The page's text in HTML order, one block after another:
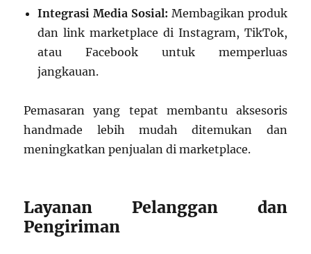
Integrasi Media Sosial: Membagikan produk
dan link marketplace di Instagram, TikTok,
atau Facebook untuk memperluas
jangkauan.
Pemasaran yang tepat membantu aksesoris
handmade lebih mudah ditemukan dan
meningkatkan penjualan di marketplace.
Layanan Pelanggan dan
Pengiriman